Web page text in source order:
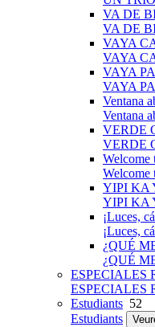
VA DE
VA DE
VAYA
VAYA
VAYA
VAYA
Ventana
Ventana
VERDE
VERDE
Welcome
Welcome
YIPI KA
YIPI KA
¡Luces,
¡Luces,
¿QUÉ
¿QUÉ
ESPECIALES
ESPECIALES
Estudiants 52
Estudiants